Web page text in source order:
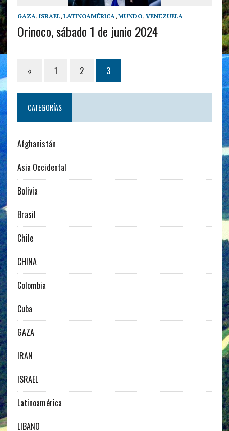
GAZA, ISRAEL, LATINOAMÉRICA, MUNDO, VENEZUELA
Orinoco, sábado 1 de junio 2024
« 1 2 3
CATEGORÍAS
Afghanistán
Asia Occidental
Bolivia
Brasil
Chile
CHINA
Colombia
Cuba
GAZA
IRAN
ISRAEL
Latinoamérica
LIBANO